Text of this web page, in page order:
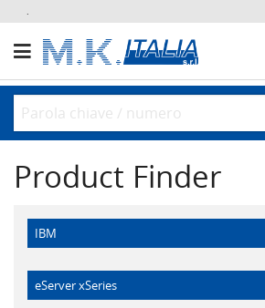
.
Product Finder